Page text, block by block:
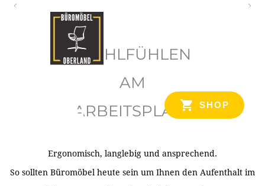
SHOP
WOHLFÜHLEN
AM
ARBEITSPLATZ
Ergonomisch, langlebig und ansprechend.
So sollten Büromöbel heute sein um Ihnen den Aufenthalt im